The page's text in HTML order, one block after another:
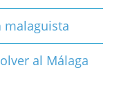
malaguista
al Málaga